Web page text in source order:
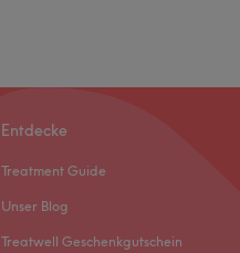
Entdecke
Treatment Guide
Unser Blog
Treatwell Geschenkgutschein